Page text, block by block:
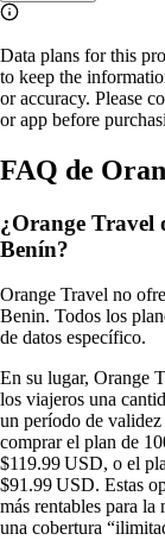
Data plans for this
to keep the
or accuracy. Please
or app before
FAQ de
¿Orange Travel
Benín?
Orange Travel no
Benin. Todos los
de datos específico.
En su lugar, Orange
los viajeros una
un período de
comprar el plan de
$119.99 USD, o el
$91.99 USD. Estas
más rentables para la
una cobertura